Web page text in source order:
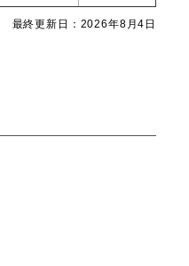
最終更新日：2026年8月4日